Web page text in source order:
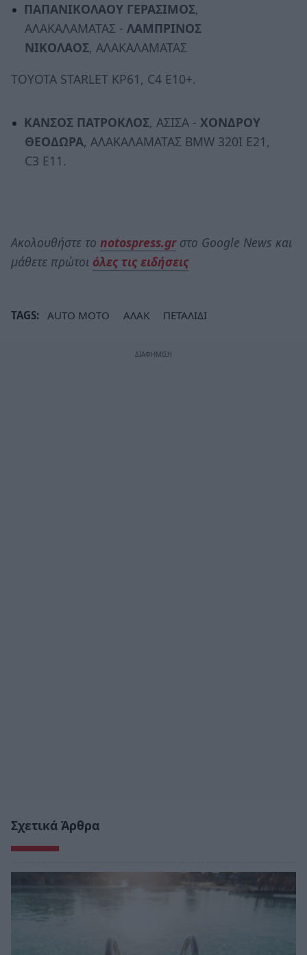
ΠΑΠΑΝΙΚΟΛΑΟΥ ΓΕΡΑΣΙΜΟΣ,
ΑΛΑΚΑΛΑΜΑΤΑΣ - ΛΑΜΠΡΙΝΟΣ
ΝΙΚΟΛΑΟΣ, ΑΛΑΚΑΛΑΜΑΤΑΣ
TOYOTA STARLET KP61, C4 E10+.
ΚΑΝΣΟΣ ΠΑΤΡΟΚΛΟΣ, ΑΣΙΣΑ - ΧΟΝΔΡΟΥ
ΘΕΟΔΩΡΑ, ΑΛΑΚΑΛΑΜΑΤΑΣ BMW 320Ι Ε21,
C3 E11.
Ακολουθήστε το notospress.grστο Google News και
μάθετε πρώτοι όλες τις ειδήσεις
TAGS: AUTO MOTO ΑΛΑΚ ΠΕΤΑΛΙΔΙ
Σχετικά Άρθρα